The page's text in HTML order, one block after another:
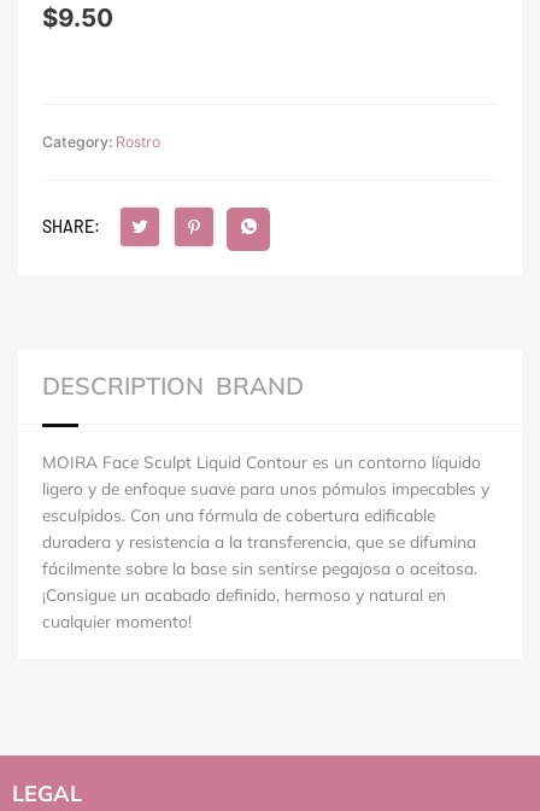
$9.50
Category: Rostro
SHARE:
DESCRIPTION BRAND
MOIRA Face Sculpt Liquid Contour es un contorno líquido
ligero y de enfoque suave para unos pómulos impecables y
esculpidos. Con una fórmula de cobertura edificable
duradera y resistencia a la transferencia, que se difumina
fácilmente sobre la base sin sentirse pegajosa o aceitosa.
¡Consigue un acabado definido, hermoso y natural en
cualquier momento!
LEGAL